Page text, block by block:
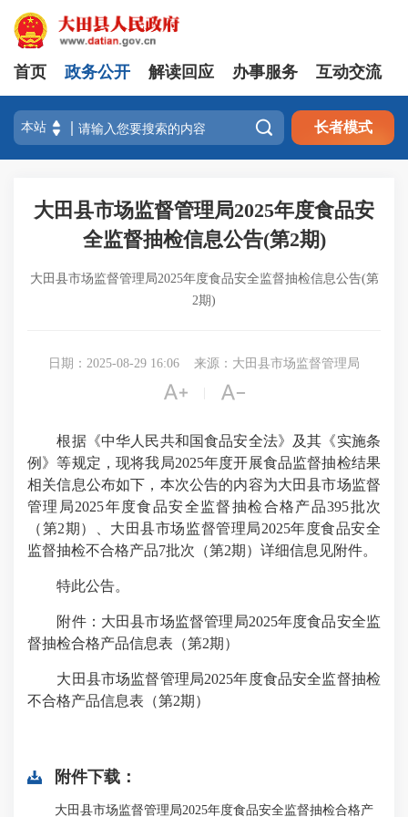
首页 政务公开 解读回应 办事服务 互动交流
 长者模式
大田县市场监督管理局2025年度食品安
全监督抽检信息公告(第2期)
大田县市场监督管理局2025年度食品安全监督抽检信息公告(第
2期)
日期：2025-08-29 16:06 来源：大田县市场监督管理局
 
根据《中华人民共和国食品安全法》及其《实施条
例》等规定，现将我局2025年度开展食品监督抽检结果
相关信息公布如下，本次公告的内容为大田县市场监督
管理局2025年度食品安全监督抽检合格产品395批次
（第2期）、大田县市场监督管理局2025年度食品安全
监督抽检不合格产品7批次（第2期）详细信息见附件。
特此公告。
附件：大田县市场监督管理局2025年度食品安全监
督抽检合格产品信息表（第2期）
大田县市场监督管理局2025年度食品安全监督抽检
不合格产品信息表（第2期）
附件下载：
大田县市场监督管理局2025年度食品安全监督抽检合格产